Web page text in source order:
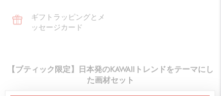
ギフトラッピングとメ
ッセージカード
【ブティック限定】日本発のKAWAIIトレンドをテーマにし
た画材セット